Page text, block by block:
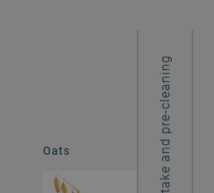
Oats Intake and pre-cleaning